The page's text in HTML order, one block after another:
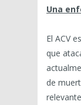
Una
El ACV
que
de